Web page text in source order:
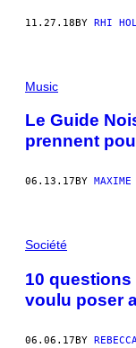
11.27.18BY RHI
Music
Le Guide
prennent
06.13.17 BY MAXIME
Société
10
voulu poser
06.06.17BY